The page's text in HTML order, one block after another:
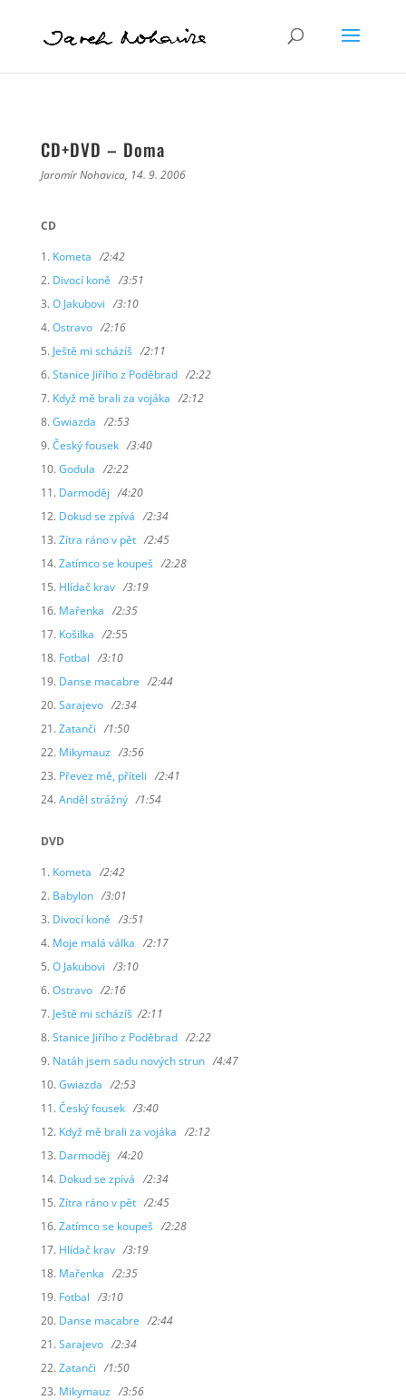
CD+DVD – Doma
Jaromír Nohavica, 14. 9. 2006
CD
Kometa /2:42
Divocí koně /3:51
O Jakubovi /3:10
Ostravo /2:16
Ještě mi scházíš /2:11
Stanice Jiřího z Poděbrad /2:22
Když mě brali za vojáka /2:12
Gwiazda /2:53
Český fousek /3:40
Godula /2:22
Darmoděj /4:20
Dokud se zpívá /2:34
Zítra ráno v pět /2:45
Zatímco se koupeš /2:28
Hlídač krav /3:19
Mařenka /2:35
Košilka /2:55
Fotbal /3:10
Danse macabre /2:44
Sarajevo /2:34
Zatanči /1:50
Mikymauz /3:56
Převez mě, příteli /2:41
Anděl strážný /1:54
DVD
Kometa /2:42
Babylon /3:01
Divocí koně /3:51
Moje malá válka /2:17
O Jakubovi /3:10
Ostravo /2:16
Ještě mi scházíš /2:11
Stanice Jiřího z Poděbrad /2:22
Natáh jsem sadu nových strun /4:47
Gwiazda /2:53
Český fousek /3:40
Když mě brali za vojáka /2:12
Darmoděj /4:20
Dokud se zpívá /2:34
Zítra ráno v pět /2:45
Zatímco se koupeš /2:28
Hlídač krav /3:19
Mařenka /2:35
Fotbal /3:10
Danse macabre /2:44
Sarajevo /2:34
Zatanči /1:50
Mikymauz /3:56